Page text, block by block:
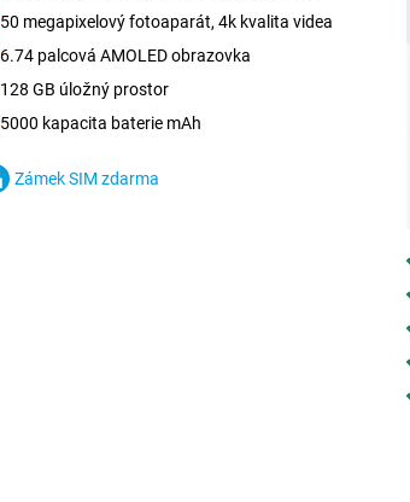
50 megapixelový fotoaparát, 4k kvalita videa
6.74 palcová AMOLED obrazovka
128 GB úložný prostor
5000 kapacita baterie mAh
Zámek SIM zdarma